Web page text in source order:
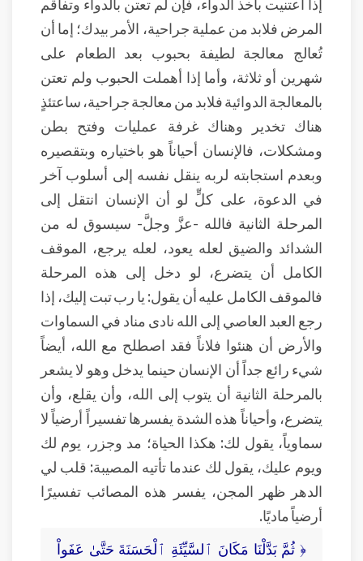
المرض فلابد من عملية جراحية، الأمر بيدك؛ إما أن
تُعالج معالجة لطيفة بحبوب بعد الطعام على
شهرين أو ثلاثة، وأما إذا أهملت الحبوب ولم تعتن
بالمعالجة الدوائية فلابد من معالجة جراحية، ساعتئذٍ
هناك تخدير وهناك غرفة عمليات وفتح بطن
ومشكلات، فالإنسان أحياناً هو باختياره وبتقصيره
وبعدم استجابته لربه ينقل نفسه إلى أسلوب آخر
في الدعوة، على كلٍّ لو أن الإنسان انتقل إلى
المرحلة الثانية فالله -عزَّ وجلَّ- سيسوق له من
الشدائد والضيق لعله يعود، لعله يرجع، الموقف
الكامل أن يتضرع، لو دخل إلى هذه المرحلة
فالموقف الكامل عليه أن يقول: يا رب تبت إليك، إذا
رجع العبد العاصي إلى الله نادى مناد في السماوات
والأرض أن هنئوا فلاناً فقد اصطلح مع الله، أيضاً
شيء رائع جداً أن الإنسان حينما يدخل وهو لا يشعر
بالمرحلة الثانية أن يتوب إلى الله، وأن يقلع، وأن
يتضرع، وأحياناً هذه الشدة يفسرها تفسيراً أرضياً لا
سماوياً، يقول لك: هكذا الحياة؛ مد وجزر، يوم لك
ويوم عليك، يقول لك عندما تأتيه المصيبة: قلب لي
الدهر ظهر المجن، يفسر هذه المصائب تفسيرًا
أرضياً ماديًا.
﴿ ثُمَّ بَدَّلْنَا مَكَانَ ٱلسَّيِّئَةِ ٱلْحَسَنَةَ حَتَّىٰ عَفَواْ